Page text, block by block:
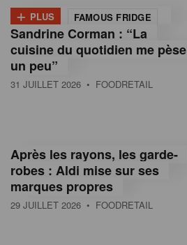
+ PLUS FAMOUS FRIDGE
Sandrine Corman : “La
cuisine du quotidien me pèse
un peu”
31 JUILLET 2026 • FOODRETAIL
Après les rayons, les garde-
robes : Aldi mise sur ses
marques propres
29 JUILLET 2026 • FOODRETAIL